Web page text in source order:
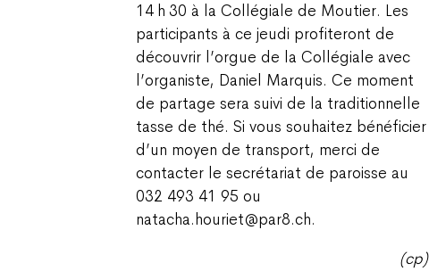
14 h 30 à la Collégiale de Moutier. Les
participants à ce jeudi profiteront de
découvrir l’orgue de la Collégiale avec
l’organiste, Daniel Marquis. Ce moment
de partage sera suivi de la traditionnelle
tasse de thé. Si vous souhaitez bénéficier
d’un moyen de transport, merci de
contacter le secrétariat de paroisse au
032 493 41 95 ou
natacha.houriet@par8.ch.
(cp)